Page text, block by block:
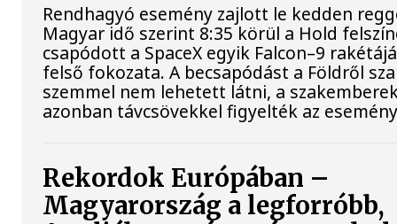
Rendhagyó esemény zajlott le kedden
Magyar idő szerint 8:35 körül a Hold
csapódott a SpaceX egyik Falcon–9
felső fokozata. A becsapódást a Földről
szemmel nem lehetett látni, a
azonban távcsövekkel figyelték az
Rekordok Európában –
Magyarország a legforróbb,